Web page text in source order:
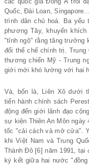
Quốc, Đài Loan,
trình dân chủ hoá. Ba yếu
phương Tây, khuyến
"tỉnh ngộ" rằng tăng trưởng
đổi thể chế chính trị.
thương chiến Mỹ - Trung
giới mới khó lường với hai
Và, bốn là, Liên Xô dưới
tiến hành chính sách
động đến giới lãnh đạo
sự kiện Thiên An Môn ngày
tốc "cải cách và mở cửa".
khi Việt Nam và Trung
Thành Đô [6] năm 1991, tại
ký kết giữa hai nước